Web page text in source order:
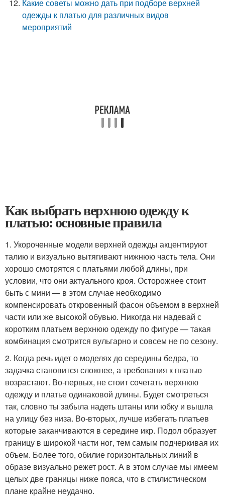
Какие советы можно дать при подборе верхней
одежды к платью для различных видов
мероприятий
Как выбрать верхнюю одежду к
платью: основные правила
1. Укороченные модели верхней одежды акцентируют
талию и визуально вытягивают нижнюю часть тела. Они
хорошо смотрятся с платьями любой длины, при
условии, что они актуального кроя. Осторожнее стоит
быть с мини — в этом случае необходимо
компенсировать откровенный фасон объемом в верхней
части или же высокой обувью. Никогда ни надевай с
коротким платьем верхнюю одежду по фигуре — такая
комбинация смотрится вульгарно и совсем не по сезону.
2. Когда речь идет о моделях до середины бедра, то
задачка становится сложнее, а требования к платью
возрастают. Во-первых, не стоит сочетать верхнюю
одежду и платье одинаковой длины. Будет смотреться
так, словно ты забыла надеть штаны или юбку и вышла
на улицу без низа. Во-вторых, лучше избегать платьев
которые заканчиваются в середине икр. Подол образует
границу в широкой части ног, тем самым подчеркивая их
объем. Более того, обилие горизонтальных линий в
образе визуально режет рост. А в этом случае мы имеем
целых две границы ниже пояса, что в стилистическом
плане крайне неудачно.